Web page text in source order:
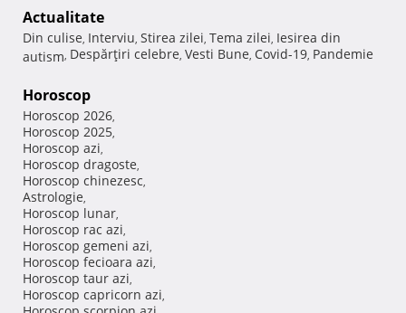
Actualitate
Din culise, Interviu, Stirea zilei, Tema zilei, Iesirea din
autism, Despărţiri celebre, Vesti Bune, Covid-19, Pandemie
Horoscop
Horoscop 2026,
Horoscop 2025,
Horoscop azi,
Horoscop dragoste,
Horoscop chinezesc,
Astrologie,
Horoscop lunar,
Horoscop rac azi,
Horoscop gemeni azi,
Horoscop fecioara azi,
Horoscop taur azi,
Horoscop capricorn azi,